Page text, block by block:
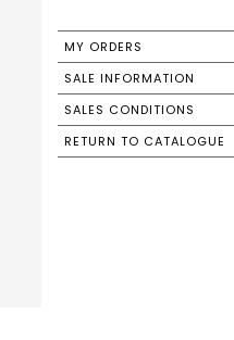
MY ORDERS
SALE INFORMATION
SALES CONDITIONS
RETURN TO CATALOGUE